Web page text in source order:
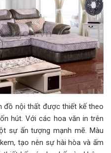
đồ nội thất được thiết kế theo
hút. Với các hoa văn in trên
sự ấn tượng mạnh mẽ. Màu
tạo nên sự hài hòa và ấm